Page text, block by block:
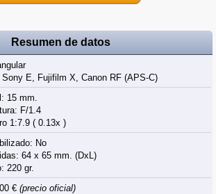
Resumen de datos
Sony E, Fujifilm X, Canon RF (APS‑C)
15 mm.
F/1.4
1:7.9 ( 0.13x )
No
64 x 65 mm. (DxL)
220 gr.
€ (precio oficial)